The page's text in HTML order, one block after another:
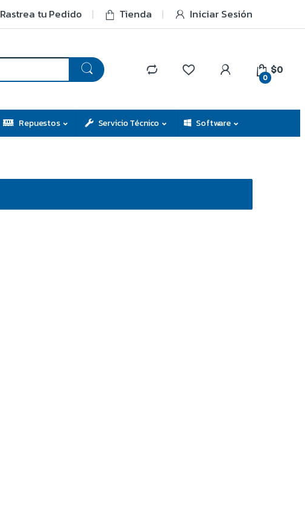
Rastrea tu Pedido Tienda Iniciar Sesión
0
$0
Repuestos Servicio Técnico Software